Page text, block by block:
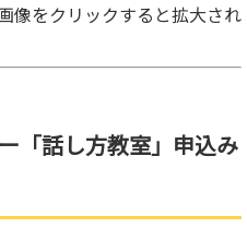
像をクリックすると拡大され
「話し方教室」申込み